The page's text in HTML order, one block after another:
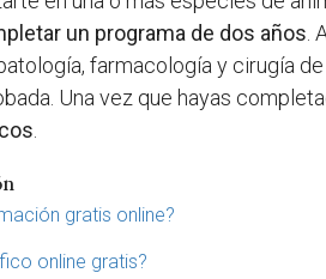
un programa de dos años .
farmacología y cirugía
Una vez que hayas
gratis online?
online gratis?